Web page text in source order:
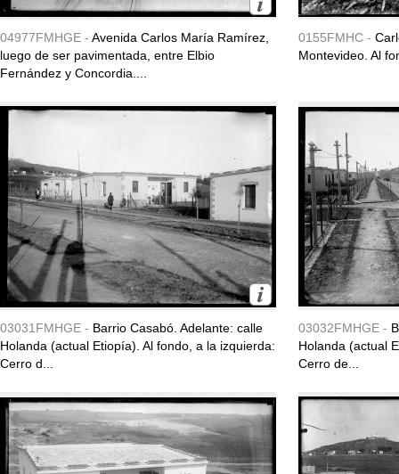
04977FMHGE - Avenida Carlos María Ramírez,
luego de ser pavimentada, entre Elbio
Fernández y Concordia....
0155FMHC -
Montevideo. Al
03031FMHGE - Barrio Casabó. Adelante: calle
Holanda (actual Etiopía). Al fondo, a la izquierda:
Cerro d...
03032FMHGE -
Holanda (actual
Cerro de...